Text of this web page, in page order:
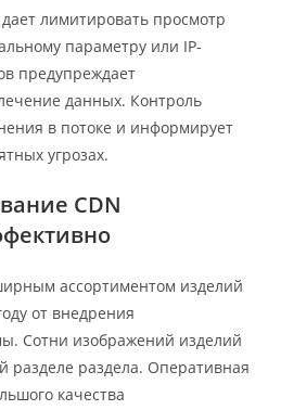
лимитировать просмотр
параметру или IP-
предупреждает
данных. Контроль
в потоке и информирует
угрозах.
CDN
ассортиментом изделий
от внедрения
Сотни изображений изделий
разделе раздела. Оперативная
качества